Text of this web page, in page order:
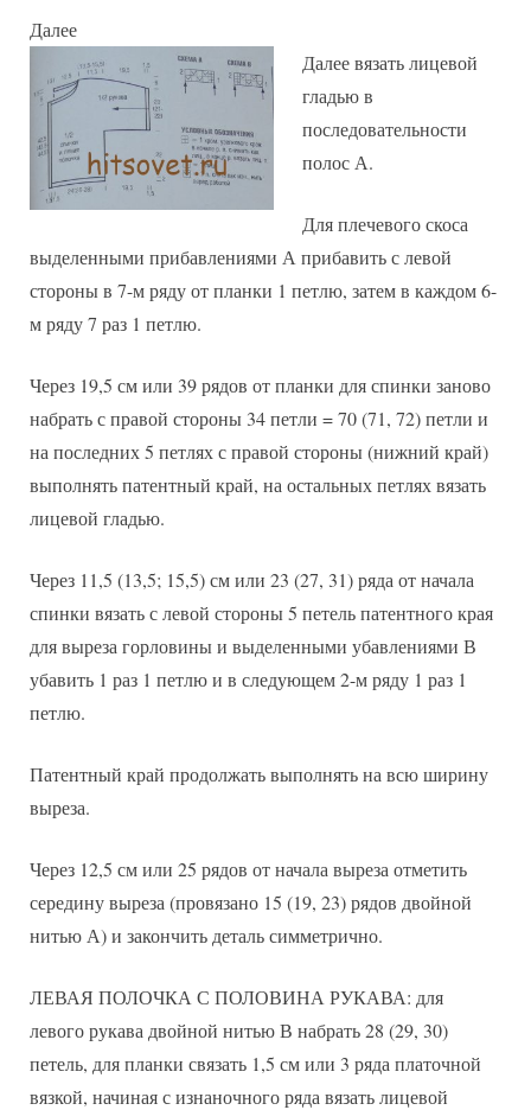
Далее
Далее вязать лицевой
гладью в
последовательности
полос А.
Для плечевого скоса
выделенными прибавлениями А прибавить с левой
стороны в 7-м ряду от планки 1 петлю, затем в каждом 6-
м ряду 7 раз 1 петлю.
Через 19,5 см или 39 рядов от планки для спинки заново
набрать с правой стороны 34 петли = 70 (71, 72) петли и
на последних 5 петлях с правой стороны (нижний край)
выполнять патентный край, на остальных петлях вязать
лицевой гладью.
Через 11,5 (13,5; 15,5) см или 23 (27, 31) ряда от начала
спинки вязать с левой стороны 5 петель патентного края
для выреза горловины и выделенными убавлениями В
убавить 1 раз 1 петлю и в следующем 2-м ряду 1 раз 1
петлю.
Патентный край продолжать выполнять на всю ширину
выреза.
Через 12,5 см или 25 рядов от начала выреза отметить
середину выреза (провязано 15 (19, 23) рядов двойной
нитью А) и закончить деталь симметрично.
ЛЕВАЯ ПОЛОЧКА С ПОЛОВИНА РУКАВА: для
левого рукава двойной нитью В набрать 28 (29, 30)
петель, для планки связать 1,5 см или 3 ряда платочной
вязкой, начиная с изнаночного ряда вязать лицевой